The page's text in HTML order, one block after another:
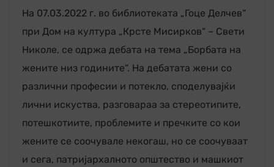
На 07.03.2022 г. во библиотеката „Гоце Делчев“
при Дом на култура „Крсте Мисирков“ – Свети
Николе, се одржа дебата на тема „Борбата на
жените низ годините“. На дебатата жени со
различни професии и потекло, споделувајќи
лични искуства, разговараа за стереотипите,
потешкотиите, проблемите и пречките со кои
жените се соочувале некогаш, но се соочуваат
и сега, патријархалното општество и машкиот